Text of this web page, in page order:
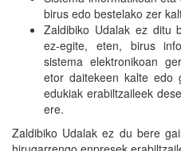
birus edo bestelako zer
Zaldibiko Udalak ez ditu
ez-egite, eten, birus
sistema elektronikoan
etor daitekeen kalte edo
edukiak erabiltzaileek
ere.
Zaldibiko Udalak ez du bere